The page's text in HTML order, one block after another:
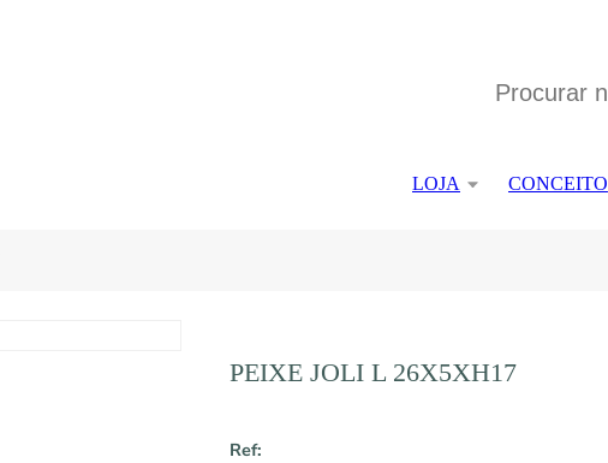
LOJA CONCEITO
PEIXE JOLI L 26X5XH17
Ref: